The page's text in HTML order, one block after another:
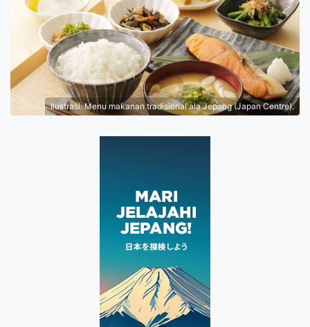
Ilustrasi. Menu makanan tradisional ala Jepang (Japan Centre).